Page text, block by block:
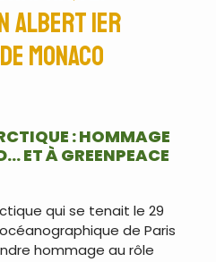
Albert Ier
Monaco
: HOMMAGE
ET À GREENPEACE
qui se tenait le 29
de Paris
hommage au rôle